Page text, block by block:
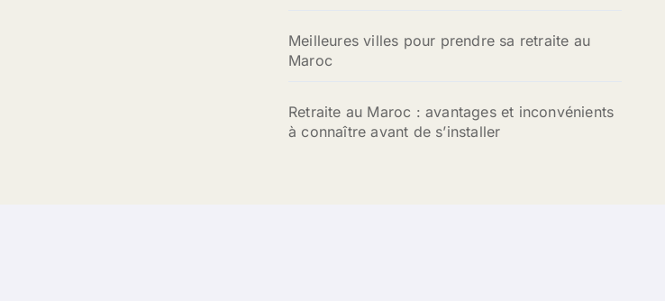
Meilleures villes pour prendre sa retraite au
Maroc
Retraite au Maroc : avantages et inconvénients
à connaître avant de s’installer